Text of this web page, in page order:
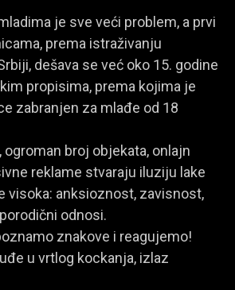
je sve veći problem, a prvi
prema istraživanju
dešava se već oko 15. godine
propisima, prema kojima je
zabranjen za mlađe od 18
broj objekata, onlajn
reklame stvaraju iluziju lake
visoka: anksioznost, zavisnost,
odnosi.
znakove i reagujemo!
u vrtlog kockanja, izlaz